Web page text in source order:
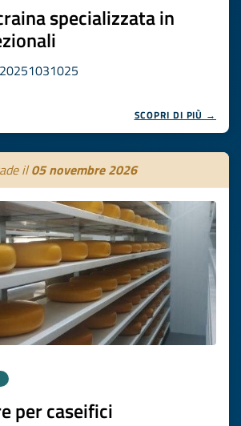
specializzata in
SCOPRI DI PIÙ →
il05 novembre 2026
per caseifici